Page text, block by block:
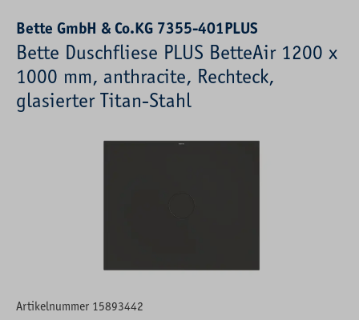
Bette GmbH & Co.KG 7355-401PLUS
Bette Duschfliese PLUS BetteAir 1200 x
1000 mm, anthracite, Rechteck,
glasierter Titan-Stahl
Artikelnummer 15893442